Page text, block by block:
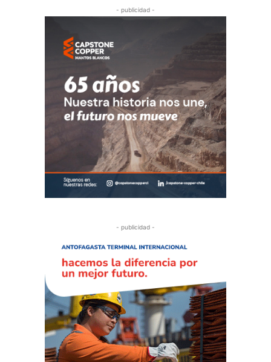
- publicidad -
- publicidad -